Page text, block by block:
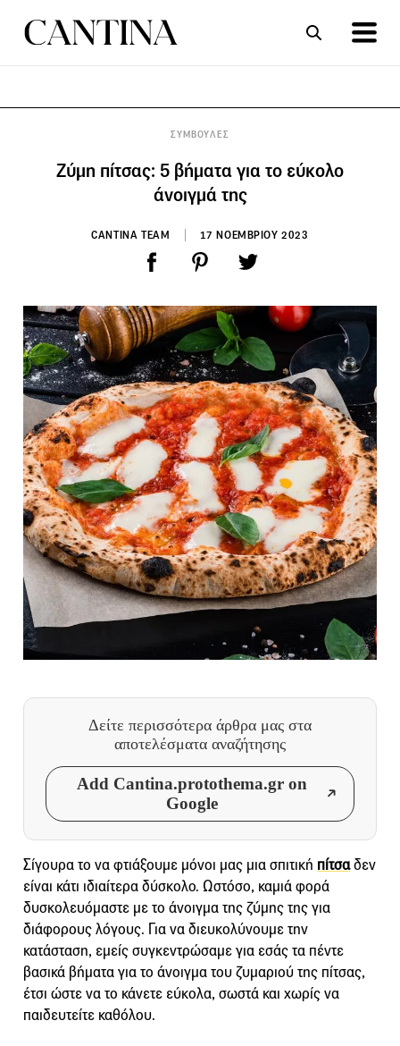
ΣΥΜΒΟΥΛΕΣ
Ζύμη πίτσας: 5 βήματα για το εύκολο
άνοιγμά της
CANTINA TEAM 17 ΝΟΕΜΒΡΙΟΥ 2023
Δείτε περισσότερα άρθρα μας στα
αποτελέσματα αναζήτησης
Add Cantina.protothema.gr on
Google
Σίγουρα το να φτιάξουμε μόνοι μας μια σπιτική πίτσαδεν
είναι κάτι ιδιαίτερα δύσκολο. Ωστόσο, καμιά φορά
δυσκολευόμαστε με το άνοιγμα της ζύμης της για
διάφορους λόγους. Για να διευκολύνουμε την
κατάσταση, εμείς συγκεντρώσαμε για εσάς τα πέντε
βασικά βήματα για το άνοιγμα του ζυμαριού της πίτσας,
έτσι ώστε να το κάνετε εύκολα, σωστά και χωρίς να
παιδευτείτε καθόλου.